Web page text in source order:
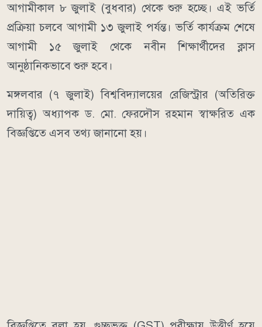
আগামীকাল ৮ জুলাই (বুধবার) থেকে শুরু হচ্ছে। এই ভর্তি
প্রক্রিয়া চলবে আগামী ১৩ জুলাই পর্যন্ত। ভর্তি কার্যক্রম শেষে
আগামী ১৫ জুলাই থেকে নবীন শিক্ষার্থীদের ক্লাস
আনুষ্ঠানিকভাবে শুরু হবে।
মঙ্গলবার (৭ জুলাই) বিশ্ববিদ্যালয়ের রেজিস্ট্রার (অতিরিক্ত
দায়িত্ব) অধ্যাপক ড. মো. ফেরদৌস রহমান স্বাক্ষরিত এক
বিজ্ঞপ্তিতে এসব তথ্য জানানো হয়।